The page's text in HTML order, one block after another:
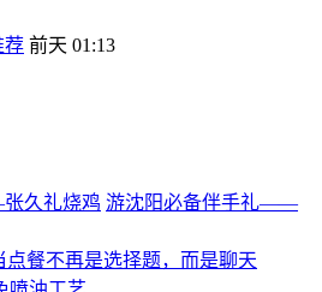
荐 前天 01:13
游沈阳必备伴手礼——
点餐不再是选择题，而是聊天